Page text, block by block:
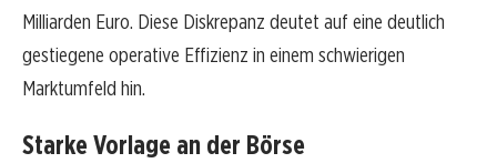
Milliarden Euro. Diese Diskrepanz deutet auf eine deutlich
gestiegene operative Effizienz in einem schwierigen
Marktumfeld hin.
Starke Vorlage an der Börse